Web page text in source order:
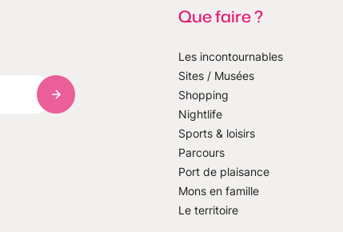
S'abonner à notre newsletter
Que faire ?
Les incontournables
Sites / Musées
Shopping
Nightlife
Sports & loisirs
Parcours
Port de plaisance
Mons en famille
Le territoire